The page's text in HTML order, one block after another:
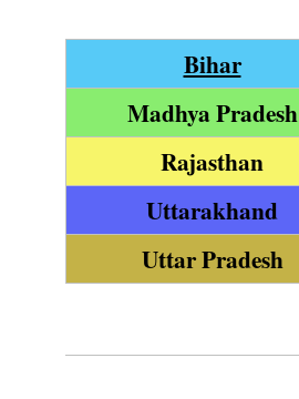
Bihar
Madhya Pradesh
Rajasthan
Uttarakhand
Uttar Pradesh